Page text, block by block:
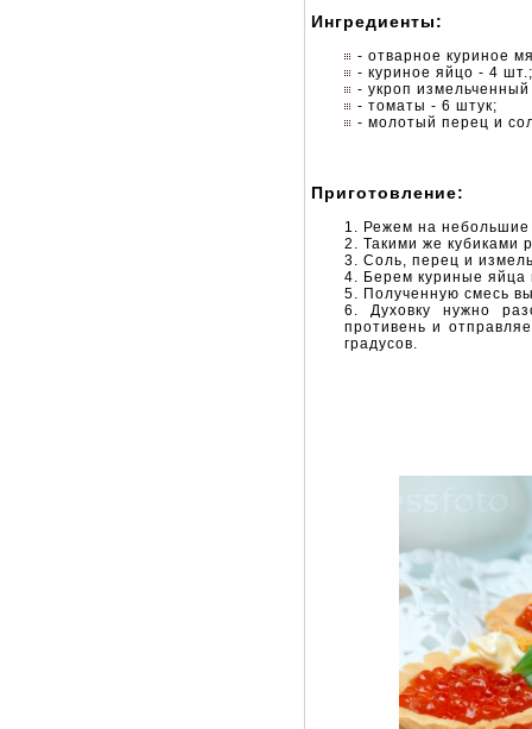
Ингредиенты:
- отварное куриное
- куриное яйцо - 4 шт.;
- укроп
- томаты - 6 штук;
- молотый перец и
Приготовление:
Режем на небольшие
Такими же кубиками
Соль, перец и
Берем куриные яйца
Полученную смесь
Духовку нужно
противень и
градусов.